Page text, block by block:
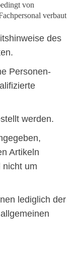
von
verbaut
des
Personen-
werden.
Artikeln
nicht um
lediglich der